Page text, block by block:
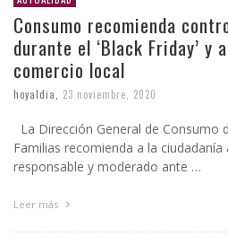
Consumo recomienda
durante el ‘Black Friday’ y
comercio local
hoyaldia 23 noviembre, 2020
La Dirección General de Consumo
Familias recomienda a la
responsable y moderado ante …
Leer más